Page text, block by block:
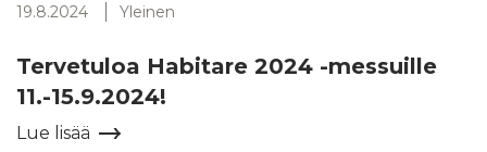
19.8.2024 Yleinen
Tervetuloa Habitare 2024 -messuille
11.-15.9.2024!
Lue lisää